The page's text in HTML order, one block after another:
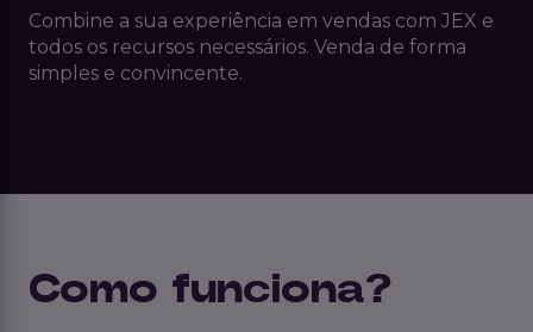
Combine a sua experiência em vendas com JEX e
todos os recursos necessários. Venda de forma
simples e convincente.
Como funciona?